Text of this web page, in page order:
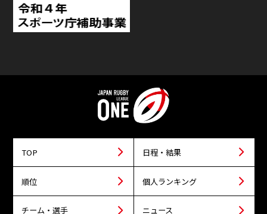
TOP 日程・結果
順位 個人ランキング
チーム・選手 ニュース